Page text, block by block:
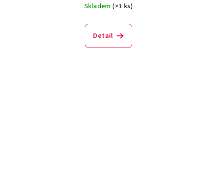
Skladem(>1 ks)
Detail